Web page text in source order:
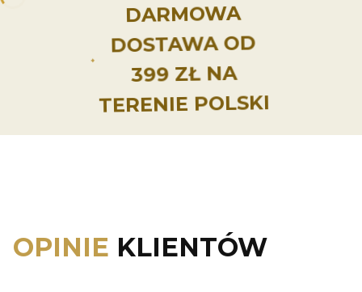
DARMOWA
DOSTAWA OD
399 ZŁ NA
TERENIE POLSKI
OPINIE KLIENTÓW